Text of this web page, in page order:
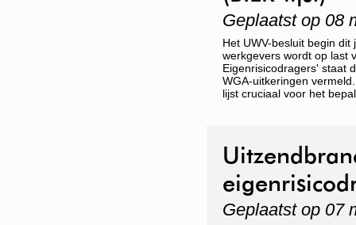
Geplaatst op 08
Het UWV-besluit begin
werkgevers wordt op last
Eigenrisicodragers' staat
WGA-uitkeringen
lijst cruciaal voor het
Geplaatst op 07